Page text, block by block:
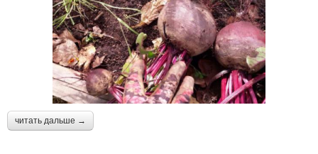
читать дальше →